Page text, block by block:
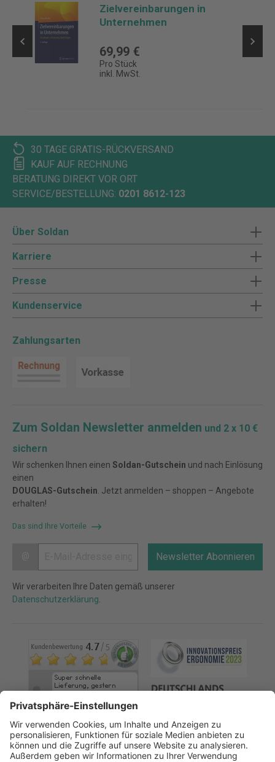
Zielvereinbarungen in
Unternehmen
69,99 €
Pro Stück
inkl. MwSt.
30 TAGE GRATIS-RÜCKVERSAND
KAUF AUF RECHNUNG
BERATUNG DIREKT VOR ORT
SERVICE/BESTELLUNG: 0201 8612-123
Über Soldan
Karriere
Presse
Kundenservice
Zahlungsarten
Zum Soldan Newsletter anmelden und 2 x 10 €
sichern
Wir schenken Ihnen einen Soldan-Gutschein und nach Einlösung
einen
DOUGLAS-Gutschein . Jetzt anmelden – shoppen – Angebote
erhalten!
Das sind Ihre Vorteile
Newsletter Abonnieren
Wir verarbeiten Ihre Daten gemäß unserer
Datenschutzerklärung